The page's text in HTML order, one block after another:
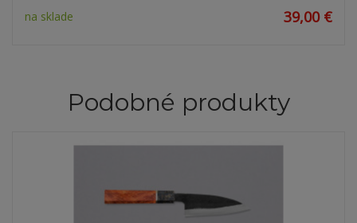
na sklade 39,00 €
Podobné produkty